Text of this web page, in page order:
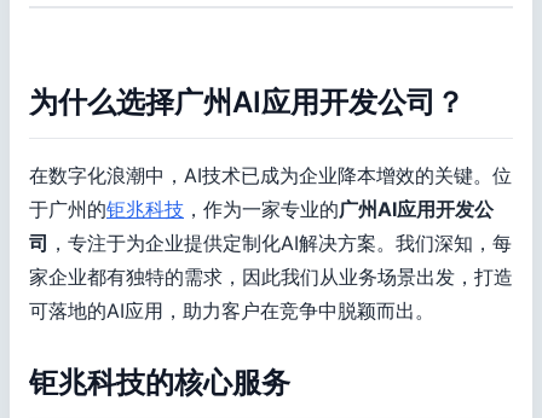
为什么选择广州AI应用开发公司？
在数字化浪潮中，AI技术已成为企业降本增效的关键。位
于广州的钜兆科技 ，作为一家专业的广州AI应用开发公
司 ，专注于为企业提供定制化AI解决方案。我们深知，每
家企业都有独特的需求，因此我们从业务场景出发，打造
可落地的AI应用，助力客户在竞争中脱颖而出。
钜兆科技的核心服务